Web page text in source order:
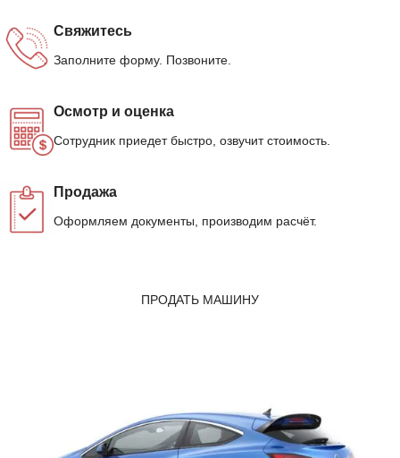
Свяжитесь
Заполните форму. Позвоните.
Осмотр и оценка
Сотрудник приедет быстро, озвучит стоимость.
Продажа
Оформляем документы, производим расчёт.
ПРОДАТЬ МАШИНУ